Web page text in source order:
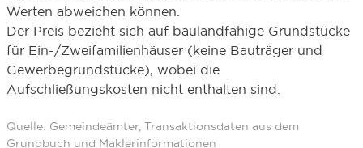
Werten abweichen können.
Der Preis bezieht sich auf baulandfähige Grundstücke
für Ein-/Zweifamilienhäuser (keine Bauträger und
Gewerbegrundstücke), wobei die
Aufschließungskosten nicht enthalten sind.
Quelle: Gemeindeämter, Transaktionsdaten aus dem
Grundbuch und Maklerinformationen